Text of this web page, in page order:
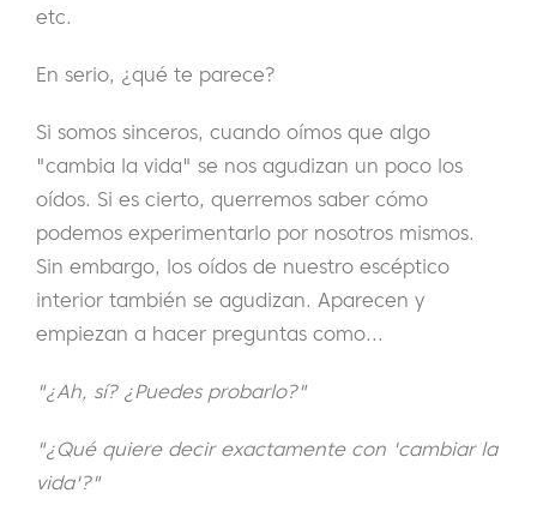
etc.
En serio, ¿qué te parece?
Si somos sinceros, cuando oímos que algo
"cambia la vida" se nos agudizan un poco los
oídos. Si es cierto, querremos saber cómo
podemos experimentarlo por nosotros mismos.
Sin embargo, los oídos de nuestro escéptico
interior también se agudizan. Aparecen y
empiezan a hacer preguntas como...
"¿Ah, sí? ¿Puedes probarlo?"
"¿Qué quiere decir exactamente con 'cambiar la
vida'?"